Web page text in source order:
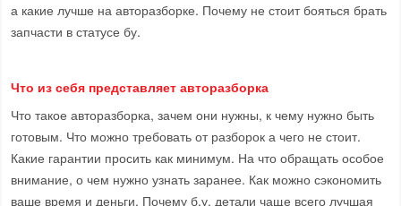
а какие лучше на авторазборке. Почему не стоит бояться брать
запчасти в статусе бу.
Что из себя представляет авторазборка
Что такое авторазборка, зачем они нужны, к чему нужно быть
готовым. Что можно требовать от разборок а чего не стоит.
Какие гарантии просить как минимум. На что обращать особое
внимание, о чем нужно узнать заранее. Как можно сэкономить
ваше время и деньги. Почему б.у. детали чаще всего лучшая